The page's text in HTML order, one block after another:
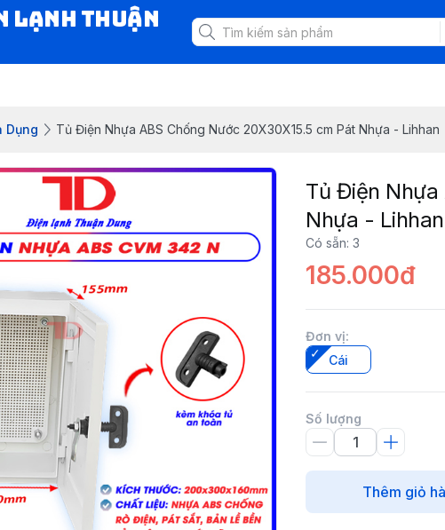
LẠNH THUẬN
Dụng Tủ Điện Nhựa ABS Chống Nước 20X30X15.5 cm Pát Nhựa - Lihhan
Tủ Điện Nhựa
Nhựa - Lihhan
Có sẵn: 3
185.000đ
Đơn vị:
Cái
Số lượng
Thêm giỏ